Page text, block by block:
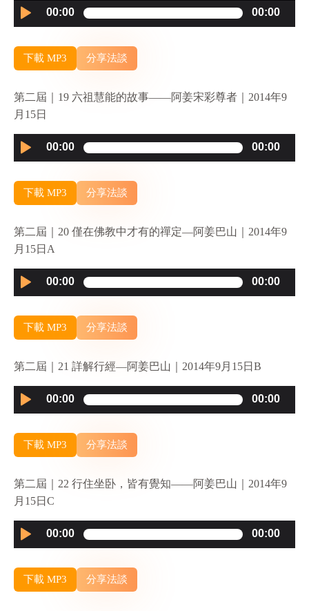
Audio
Player
00:00 00:00
下載 MP3 分享法談
第二屆｜19 六祖慧能的故事——阿姜宋彩尊者｜2014年9
月15日
Audio
Player
00:00 00:00
下載 MP3 分享法談
第二屆｜20 僅在佛教中才有的禪定—阿姜巴山｜2014年9
月15日A
Audio
Player
00:00 00:00
下載 MP3 分享法談
第二屆｜21 詳解行經—阿姜巴山｜2014年9月15日B
Audio
Player
00:00 00:00
下載 MP3 分享法談
第二屆｜22 行住坐卧，皆有覺知——阿姜巴山｜2014年9
月15日C
Audio
Player
00:00 00:00
下載 MP3 分享法談